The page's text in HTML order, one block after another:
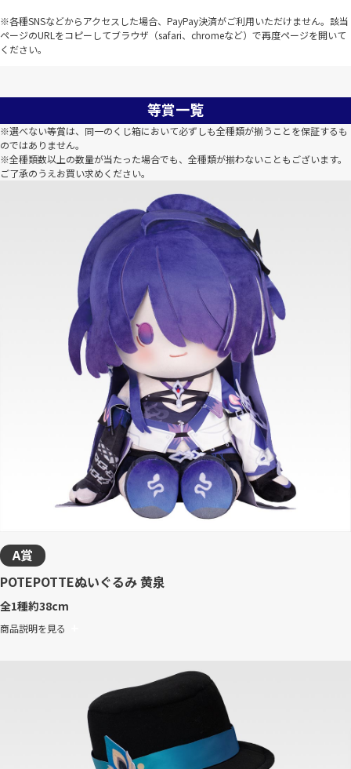
※各種SNSなどからアクセスした場合、PayPay決済がご利用いただけません。該当
ページのURLをコピーしてブラウザ（safari、chromeなど）で再度ページを開いて
ください。
等賞一覧
※選べない等賞は、同一のくじ箱において必ずしも全種類が揃うことを保証するも
のではありません。
※全種類数以上の数量が当たった場合でも、全種類が揃わないこともございます。
ご了承のうえお買い求めください。
A賞
POTEPOTTEぬいぐるみ 黄泉
全1種約38cm
商品説明を見る